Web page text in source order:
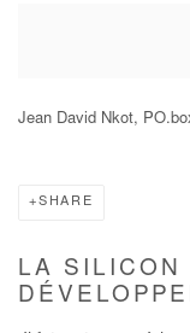
Jean David Nkot,
SHARE
LA SILICON